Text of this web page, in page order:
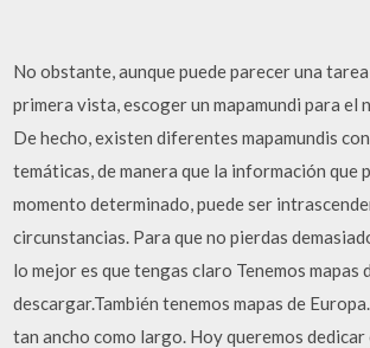
No obstante, aunque puede parecer una
primera vista, escoger un mapamundi para el
De hecho, existen diferentes mapamundis
temáticas, de manera que la información que
momento determinado, puede ser
circunstancias. Para que no pierdas
lo mejor es que tengas claro Tenemos mapas
descargar.También tenemos mapas de
tan ancho como largo. Hoy queremos